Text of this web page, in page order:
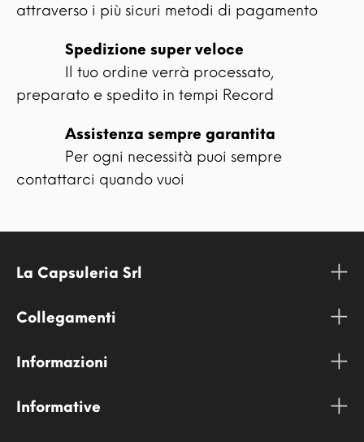
attraverso i più sicuri metodi di pagamento
Spedizione super veloce
Il tuo ordine verrà processato,
preparato e spedito in tempi Record
Assistenza sempre garantita
Per ogni necessità puoi sempre
contattarci quando vuoi
La Capsuleria Srl
Collegamenti
Informazioni
Informative